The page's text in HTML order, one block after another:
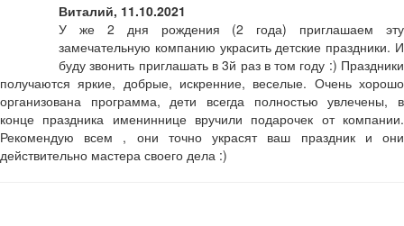
Виталий, 11.10.2021
У же 2 дня рождения (2 года) приглашаем эту
замечательную компанию украсить детские праздники. И
буду звонить приглашать в 3й раз в том году :) Праздники
получаются яркие, добрые, искренние, веселые. Очень хорошо
организована программа, дети всегда полностью увлечены, в
конце праздника имениннице вручили подарочек от компании.
Рекомендую всем , они точно украсят ваш праздник и они
действительно мастера своего дела :)